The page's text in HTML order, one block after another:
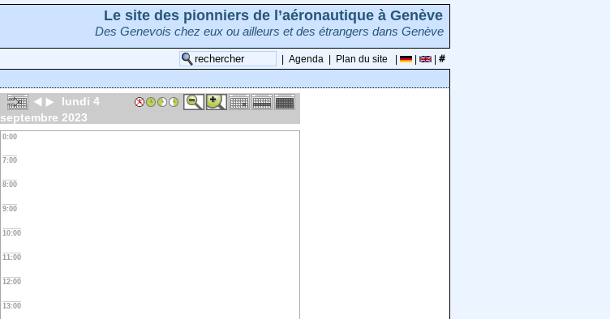
Le site des pionniers de l’aéronautique à Genève
Des Genevois chez eux ou ailleurs et des étrangers dans Genève
Agenda Plan du site
lundi 4
septembre 2023
0:00
7:00
8:00
9:00
10:00
11:00
12:00
13:00